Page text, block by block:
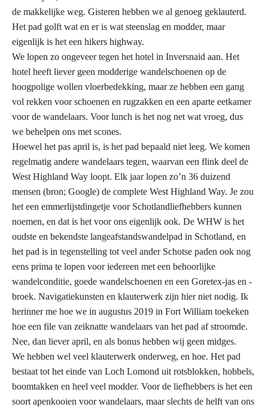
de makkelijke weg. Gisteren hebben we al genoeg geklauterd.
Het pad golft wat en er is wat steenslag en modder, maar
eigenlijk is het een hikers highway.
We lopen zo ongeveer tegen het hotel in Inversnaid aan. Het
hotel heeft liever geen modderige wandelschoenen op de
hoogpolige wollen vloerbedekking, maar ze hebben een gang
vol rekken voor schoenen en rugzakken en een aparte eetkamer
voor de wandelaars. Voor lunch is het nog net wat vroeg, dus
we behelpen ons met scones.
Hoewel het pas april is, is het pad bepaald niet leeg. We komen
regelmatig andere wandelaars tegen, waarvan een flink deel de
West Highland Way loopt. Elk jaar lopen zo’n 36 duizend
mensen (bron; Google) de complete West Highland Way. Je zou
het een emmerlijstdingetje voor Schotlandliefhebbers kunnen
noemen, en dat is het voor ons eigenlijk ook. De WHW is het
oudste en bekendste langeafstandswandelpad in Schotland, en
het pad is in tegenstelling tot veel ander Schotse paden ook nog
eens prima te lopen voor iedereen met een behoorlijke
wandelconditie, goede wandelschoenen en een Goretex-jas en -
broek. Navigatiekunsten en klauterwerk zijn hier niet nodig. Ik
herinner me hoe we in augustus 2019 in Fort William toekeken
hoe een file van zeiknatte wandelaars van het pad af stroomde.
Nee, dan liever april, en als bonus hebben wij geen midges.
We hebben wel veel klauterwerk onderweg, en hoe. Het pad
bestaat tot het einde van Loch Lomond uit rotsblokken, hobbels,
boomtakken en heel veel modder. Voor de liefhebbers is het een
soort apenkooien voor wandelaars, maar slechts de helft van ons